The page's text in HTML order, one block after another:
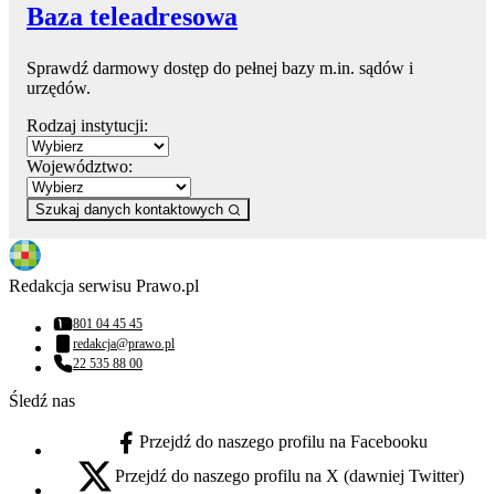
Baza teleadresowa
Sprawdź darmowy dostęp do pełnej bazy m.in. sądów i
urzędów.
Rodzaj instytucji:
Województwo:
Szukaj danych kontaktowych
Redakcja serwisu Prawo.pl
Numer telefonu:
801 04 45 45
Adres email:
redakcja@prawo.pl
Numer telefonu:
22 535 88 00
Śledź nas
facebook - otwiera się w nowej karcie
Przejdź do naszego profilu na Facebooku
x - otwiera się w nowej karcie
Przejdź do naszego profilu na X (dawniej Twitter)